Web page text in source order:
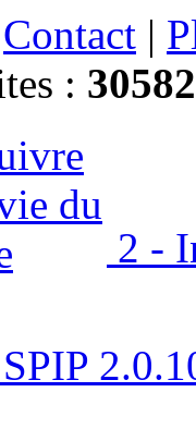
Contact |
:
2 -